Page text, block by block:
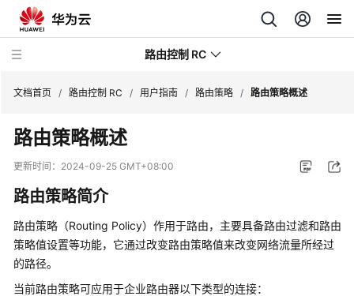
路由控制 RC
用
户
南
路
由
策
略
文档首页 / 路由控制 RC / 用户指南 / 路由策略 / 路由策略概述
路由策略概述
更新时间： 2024-09-25 GMT+08:00
路由策略简介
路由策略（Routing Policy）作用于路由，主要具备路由过滤和路由
策略值设置等功能，它通过改变路由策略值来改变网络流量所经过
的路径。
当前路由策略可应用于企业路由器以下类型的连接：